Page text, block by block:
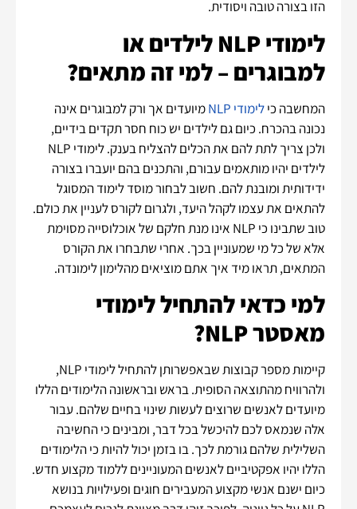
הזו בצורה טובה ויסודית.
לימודי NLP לילדים או
למבוגרים – למי זה מתאים?
המחשבה כילימודי NLP
מיועדים אך ורק למבוגרים אינה
נכונה בהכרח. כיום גם לילדים יש כוח חסר תקדים בידיים,
ולכן צריך לתת להם את הכלים להצליח בענק. לימודי NLP
לילדים יהיו מותאמים עבורם, והתכנים בהם יועברו בצורה
ידידותית ומובנת להם. חשוב לבחור מוסד לימוד המסוגל
להתאים את עצמו לקהל היעד, ולגרום לקורס לעניין את כולם.
טוב שתבינו כי NLP אינו מנת חלקם של אוכלוסייה מסוימת
אלא של כל מי שמעוניין בכך. אחרי שתבחרו את הקורס
המתאים, תראו מיד איך אתם מוציאים מהלימון לימונדה.
למי כדאי להתחיל לימודי
מאסטר NLP?
קיימות מספר קבוצות שבאפשרותן להתחיל לימודי NLP,
ולהרוויח מהתוצאה הסופית. בראש ובראשונה הלימודים הללו
מיועדים לאנשים שרוצים לעשות שינוי בחיים שלהם. עבור
אלה שנמאס לכם להיכשל בכל דבר, ומבינים כי החשיבה
השלילית שלהם גורמת לכך. בו בזמן יכול להיות כי הלימודים
הללו יהיו אפקטיביים לאנשים המעוניינים ללמוד מקצוע חדש.
כיום ישנם אנשי מקצוע המעבירים חוגים ופעילויות בנושא